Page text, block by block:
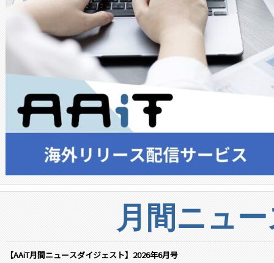
月間ニュ
【AAiT月間ニュースダイジェスト】2026年6月号